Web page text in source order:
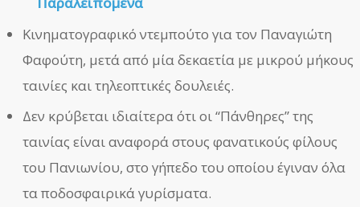
Κινηματογραφικό ντεμπούτο για τον Παναγιώτη
Φαφούτη, μετά από μία δεκαετία με μικρού μήκους
ταινίες και τηλεοπτικές δουλειές.
Δεν κρύβεται ιδιαίτερα ότι οι “Πάνθηρες” της
ταινίας είναι αναφορά στους φανατικούς φίλους
του Πανιωνίου, στο γήπεδο του οποίου έγιναν όλα
τα ποδοσφαιρικά γυρίσματα.